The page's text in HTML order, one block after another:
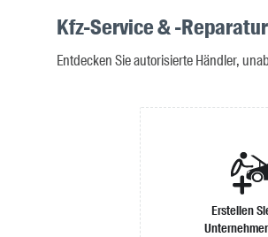
Kfz-Service & -
Entdecken Sie autorisierte Händler,
Erstellen